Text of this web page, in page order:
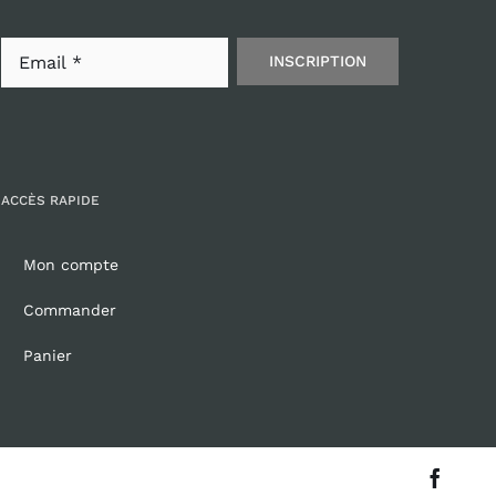
INSCRIPTION
ACCÈS RAPIDE
Mon compte
Commander
Panier